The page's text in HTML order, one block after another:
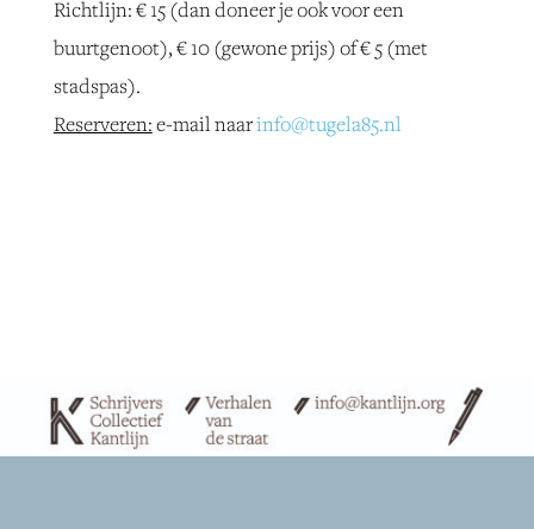
Richtlijn: € 15 (dan doneer je ook voor een
buurtgenoot), € 10 (gewone prijs) of € 5 (met
stadspas).
Reserveren: e-mail naarinfo@tugela85.nl